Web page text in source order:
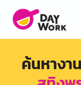
ค้นหางา